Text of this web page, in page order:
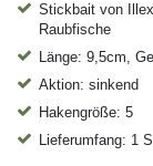
Stickbait von
Raubfische
Länge: 9,5cm,
Aktion: sinkend
Hakengröße: 5
Lieferumfang: 1